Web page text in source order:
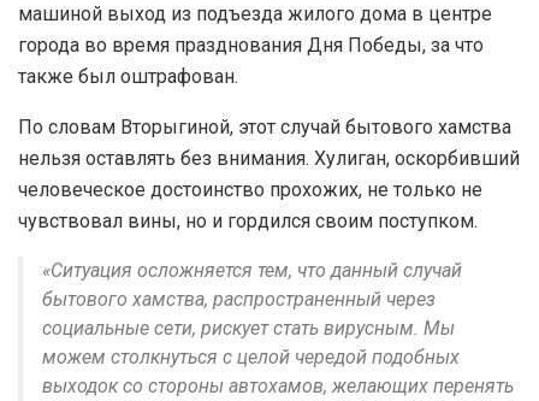
машиной выход из подъезда жилого дома в центре
города во время празднования Дня Победы, за что
также был оштрафован.
По словам Вторыгиной, этот случай бытового хамства
нельзя оставлять без внимания. Хулиган, оскорбивший
человеческое достоинство прохожих, не только не
чувствовал вины, но и гордился своим поступком.
«Ситуация осложняется тем, что данный случай
бытового хамства, распространенный через
социальные сети, рискует стать вирусным. Мы
можем столкнуться с целой чередой подобных
выходок со стороны автохамов, желающих перенять